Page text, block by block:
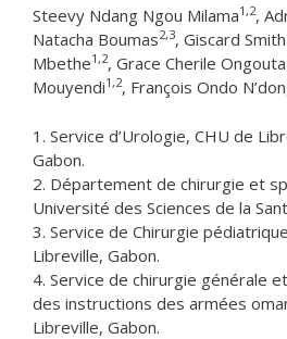
Steevy Ndang Ngou Milama1,2,
Natacha Boumas2,3, Giscard
Mbethe1,2, Grace Cherile Ongouta
Mouyendi1,2, François Ondo
1. Service d’Urologie, CHU de
Gabon.
2. Département de chirurgie et
Université des Sciences de la
3. Service de Chirurgie
Libreville, Gabon.
4. Service de chirurgie générale
des instructions des armées
Libreville, Gabon.